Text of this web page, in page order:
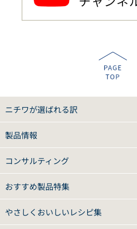
ニチワが選ばれる訳
製品情報
コンサルティング
おすすめ製品特集
やさしくおいしいレシピ集